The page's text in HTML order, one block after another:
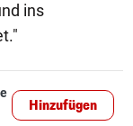
ins
Hinzufügen